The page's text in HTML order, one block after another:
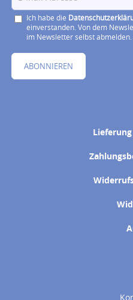
Ich habe die
einverstanden. Von dem
im Newsletter selbst abmelden.
ABONNIEREN